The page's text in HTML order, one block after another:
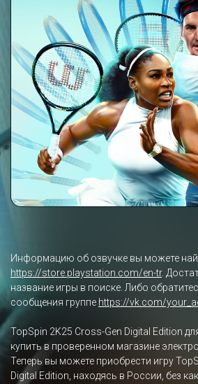
Информацию об озвучке вы можете
https://store.playstation.com/en-tr.
название игры в поиске. Либо
сообщения группе https://vk.com/
TopSpin 2K25 Cross-Gen Digital Edition
купить в проверенном магазине
Теперь вы можете приобрести игру
Digital Edition, находясь в России, без